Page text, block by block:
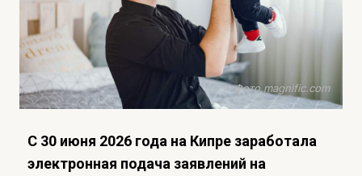
Фото magnific.com
С 30 июня 2026 года на Кипре заработала
электронная подача заявлений на